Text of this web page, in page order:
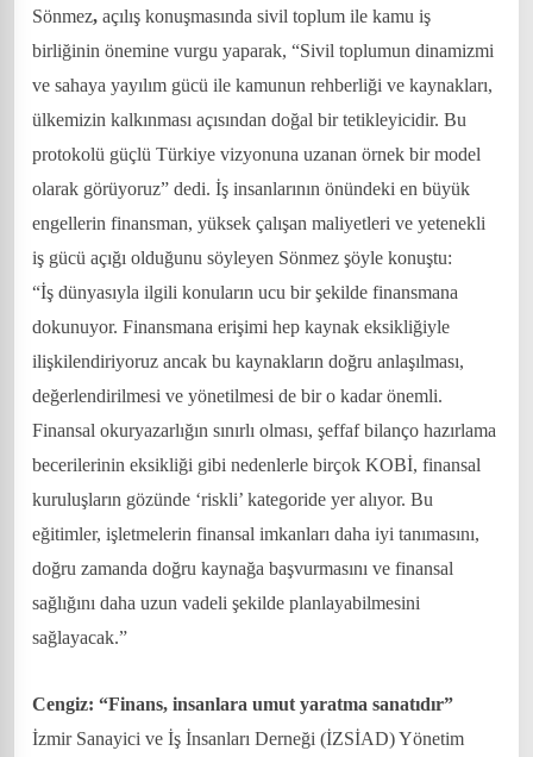
Sönmez, açılış konuşmasında sivil toplum ile kamu iş
birliğinin önemine vurgu yaparak, “Sivil toplumun dinamizmi
ve sahaya yayılım gücü ile kamunun rehberliği ve kaynakları,
ülkemizin kalkınması açısından doğal bir tetikleyicidir. Bu
protokolü güçlü Türkiye vizyonuna uzanan örnek bir model
olarak görüyoruz” dedi. İş insanlarının önündeki en büyük
engellerin finansman, yüksek çalışan maliyetleri ve yetenekli
iş gücü açığı olduğunu söyleyen Sönmez şöyle konuştu:
“İş dünyasıyla ilgili konuların ucu bir şekilde finansmana
dokunuyor. Finansmana erişimi hep kaynak eksikliğiyle
ilişkilendiriyoruz ancak bu kaynakların doğru anlaşılması,
değerlendirilmesi ve yönetilmesi de bir o kadar önemli.
Finansal okuryazarlığın sınırlı olması, şeffaf bilanço hazırlama
becerilerinin eksikliği gibi nedenlerle birçok KOBİ, finansal
kuruluşların gözünde ‘riskli’ kategoride yer alıyor. Bu
eğitimler, işletmelerin finansal imkanları daha iyi tanımasını,
doğru zamanda doğru kaynağa başvurmasını ve finansal
sağlığını daha uzun vadeli şekilde planlayabilmesini
sağlayacak.”
Cengiz: “Finans, insanlara umut yaratma sanatıdır”
İzmir Sanayici ve İş İnsanları Derneği (İZSİAD) Yönetim